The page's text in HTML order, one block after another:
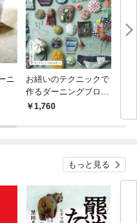
ニ
お繕いのテクニックで
作るダーニングブロー
チ1,760
もっと見る